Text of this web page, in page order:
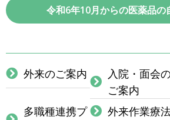
令和6年10月からの医薬品の
外来のご案内
入院・面会
ご案内
多職種連携プ
外来作業療